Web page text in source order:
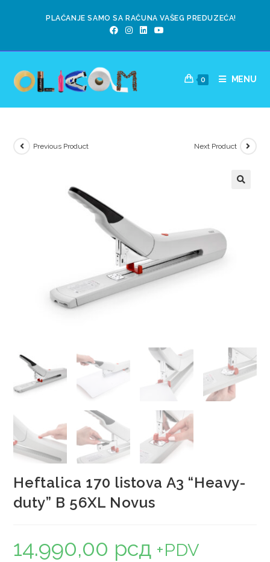
PLAĆANJE SAMO SA RAČUNA VAŠEG PREDUZEĆA!
0 MENU
Previous Product Next Product
Heftalica 170 listova A3 “Heavy-
duty” B 56XL Novus
14.990,00 рсд +PDV